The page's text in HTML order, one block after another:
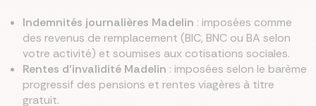
Indemnités journalières Madelin : imposées comme
des revenus de remplacement (BIC, BNC ou BA selon
votre activité) et soumises aux cotisations sociales.
Rentes d’invalidité Madelin : imposées selon le barème
progressif des pensions et rentes viagères à titre
gratuit.